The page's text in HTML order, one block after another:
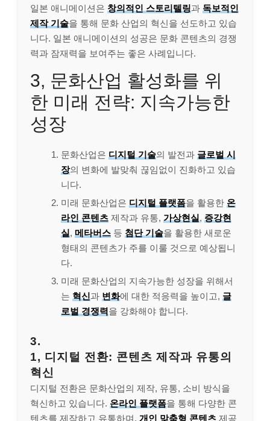
일본 애니메이션은 창의적인 스토리텔링과 독보적인
제작 기술을 통해 문화 산업의 혁신을 선도하고 있습
니다. 일본 애니메이션의 성공은 문화 콘텐츠의 경쟁
력과 잠재력을 보여주는 좋은 사례입니다.
3, 문화산업 활성화를 위
한 미래 전략: 지속가능한
성장
문화산업은 디지털 기술의 발전과 글로벌 시
장의 변화에 발맞춰 끊임없이 진화하고 있습
니다.
미래 문화산업은 디지털 플랫폼을 활용한 온
라인 콘텐츠 제작과 유통, 가상현실, 증강현
실, 메타버스 등 첨단 기술을 활용한 새로운
형태의 콘텐츠가 주를 이룰 것으로 예상됩니
다.
미래 문화산업의 지속가능한 성장을 위해서
는 혁신과 변화에 대한 적응력을 높이고, 글
로벌 경쟁력을 강화해야 합니다.
3.
1, 디지털 전환: 콘텐츠 제작과 유통의
혁신
디지털 전환은 문화산업의 제작, 유통, 소비 방식을
혁신하고 있습니다. 온라인 플랫폼을 통해 다양한 콘
텐츠를 제작하고 유통하며, 개인 맞춤형 콘텐츠 제공